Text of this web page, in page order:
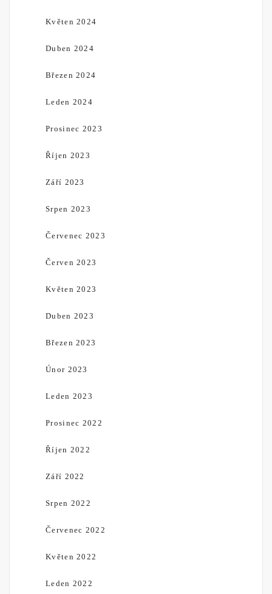
Květen 2024
Duben 2024
Březen 2024
Leden 2024
Prosinec 2023
Říjen 2023
Září 2023
Srpen 2023
Červenec 2023
Červen 2023
Květen 2023
Duben 2023
Březen 2023
Únor 2023
Leden 2023
Prosinec 2022
Říjen 2022
Září 2022
Srpen 2022
Červenec 2022
Květen 2022
Leden 2022